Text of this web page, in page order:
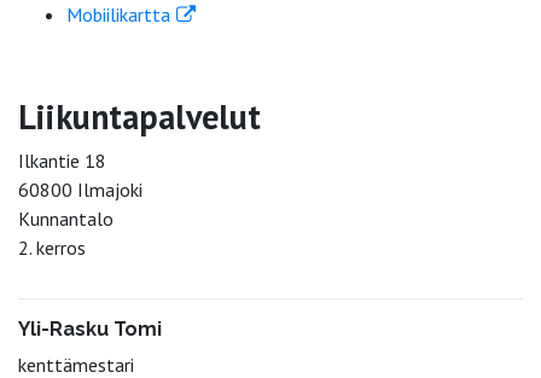
Mobiilikartta
Liikuntapalvelut
Ilkantie 18
60800 Ilmajoki
Kunnantalo
2. kerros
Yli-Rasku Tomi
kenttämestari